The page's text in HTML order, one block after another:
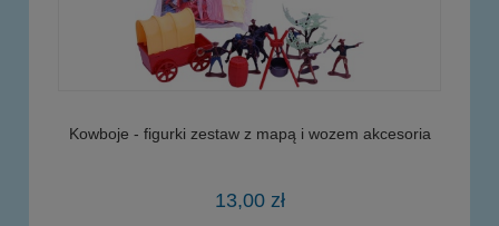
Kowboje - figurki zestaw z mapą i wozem akcesoria
13,00 zł